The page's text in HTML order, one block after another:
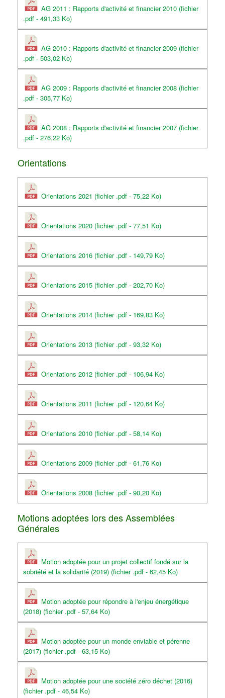
AG 2011 : Rapports d'activité et financier 2010 (fichier
.pdf - 491,33 Ko)
AG 2010 : Rapports d'activité et financier 2009 (fichier
.pdf - 503,02 Ko)
AG 2009 : Rapports d'activité et financier 2008 (fichier
.pdf - 305,77 Ko)
AG 2008 : Rapports d'activité et financier 2007 (fichier
.pdf - 276,22 Ko)
Orientations
Orientations 2021 (fichier .pdf - 75,22 Ko)
Orientations 2020 (fichier .pdf - 77,51 Ko)
Orientations 2016 (fichier .pdf - 149,79 Ko)
Orientations 2015 (fichier .pdf - 202,70 Ko)
Orientations 2014 (fichier .pdf - 169,83 Ko)
Orientations 2013 (fichier .pdf - 93,32 Ko)
Orientations 2012 (fichier .pdf - 106,94 Ko)
Orientations 2011 (fichier .pdf - 120,64 Ko)
Orientations 2010 (fichier .pdf - 58,14 Ko)
Orientations 2009 (fichier .pdf - 61,76 Ko)
Orientations 2008 (fichier .pdf - 90,20 Ko)
Motions adoptées lors des Assemblées
Générales
Motion adoptée pour un projet collectif fondé sur la
sobriété et la solidarité (2019) (fichier .pdf - 62,45 Ko)
Motion adoptée pour répondre à l'enjeu énergétique
(2018) (fichier .pdf - 57,64 Ko)
Motion adoptée pour un monde enviable et pérenne
(2017) (fichier .pdf - 63,15 Ko)
Motion adoptée pour une société zéro déchet (2016)
(fichier .pdf - 46,54 Ko)